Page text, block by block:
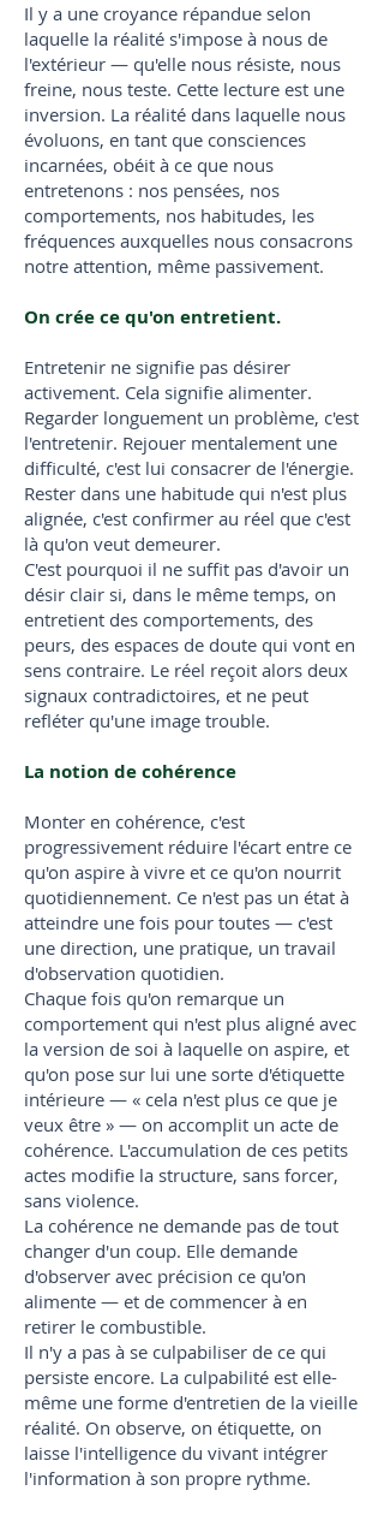
Il y a une croyance répandue selon
laquelle la réalité s'impose à nous de
l'extérieur — qu'elle nous résiste, nous
freine, nous teste. Cette lecture est une
inversion. La réalité dans laquelle nous
évoluons, en tant que consciences
incarnées, obéit à ce que nous
entretenons : nos pensées, nos
comportements, nos habitudes, les
fréquences auxquelles nous consacrons
notre attention, même passivement.
On crée ce qu'on entretient.
Entretenir ne signifie pas désirer
activement. Cela signifie alimenter.
Regarder longuement un problème, c'est
l'entretenir. Rejouer mentalement une
difficulté, c'est lui consacrer de l'énergie.
Rester dans une habitude qui n'est plus
alignée, c'est confirmer au réel que c'est
là qu'on veut demeurer.
C'est pourquoi il ne suffit pas d'avoir un
désir clair si, dans le même temps, on
entretient des comportements, des
peurs, des espaces de doute qui vont en
sens contraire. Le réel reçoit alors deux
signaux contradictoires, et ne peut
refléter qu'une image trouble.
La notion de cohérence
Monter en cohérence, c'est
progressivement réduire l'écart entre ce
qu'on aspire à vivre et ce qu'on nourrit
quotidiennement. Ce n'est pas un état à
atteindre une fois pour toutes — c'est
une direction, une pratique, un travail
d'observation quotidien.
Chaque fois qu'on remarque un
comportement qui n'est plus aligné avec
la version de soi à laquelle on aspire, et
qu'on pose sur lui une sorte d'étiquette
intérieure — « cela n'est plus ce que je
veux être » — on accomplit un acte de
cohérence. L'accumulation de ces petits
actes modifie la structure, sans forcer,
sans violence.
La cohérence ne demande pas de tout
changer d'un coup. Elle demande
d'observer avec précision ce qu'on
alimente — et de commencer à en
retirer le combustible.
Il n'y a pas à se culpabiliser de ce qui
persiste encore. La culpabilité est elle-
même une forme d'entretien de la vieille
réalité. On observe, on étiquette, on
laisse l'intelligence du vivant intégrer
l'information à son propre rythme.